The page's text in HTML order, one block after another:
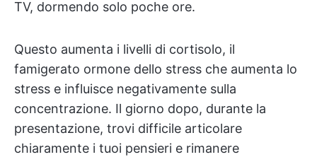
TV, dormendo solo poche ore.
Questo aumenta i livelli di cortisolo, il
famigerato ormone dello stress che aumenta lo
stress e influisce negativamente sulla
concentrazione. Il giorno dopo, durante la
presentazione, trovi difficile articolare
chiaramente i tuoi pensieri e rimanere